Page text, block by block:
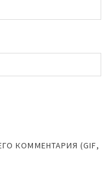
КОММЕНТАРИЯ (GIF,